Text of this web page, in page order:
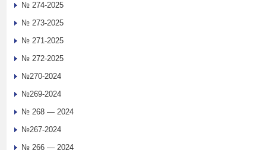
№ 274-2025
№ 273-2025
№ 271-2025
№ 272-2025
№270-2024
№269-2024
№ 268 — 2024
№267-2024
№ 266 — 2024